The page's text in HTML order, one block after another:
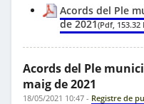
Acords del Ple
de 2021(Pdf, 153.32
Acords del Ple
maig de 2021
18/05/2021 10:47 - Registre de